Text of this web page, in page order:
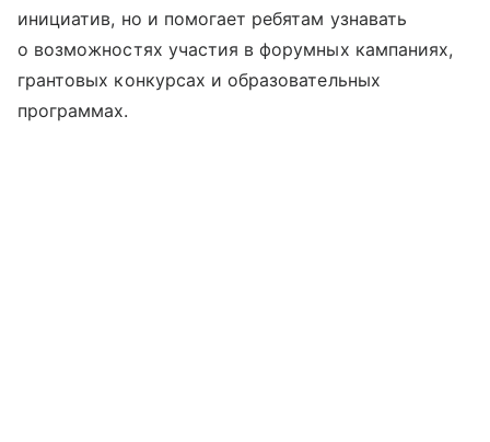
инициатив, но и помогает ребятам узнавать
о возможностях участия в форумных кампаниях,
грантовых конкурсах и образовательных
программах.